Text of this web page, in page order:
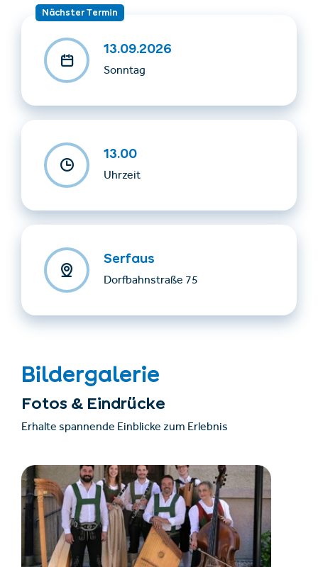
Nächster Termin
13.09.2026
Sonntag
13.00
Uhrzeit
Serfaus
Dorfbahnstraße 75
Bildergalerie
Fotos & Eindrücke
Erhalte spannende Einblicke zum Erlebnis